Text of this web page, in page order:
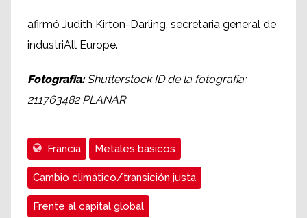
afirmó Judith Kirton-Darling, secretaria general de
industriAll Europe.
Fotografía:Shutterstock ID de la fotografía:
211763482 PLANAR
Francia Metales básicos
Cambio climático/transición justa
Frente al capital global